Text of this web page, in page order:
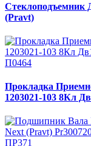
Стеклоподъемник
(Pravt)
П0464
Прокладка
1203021-103 8Кл
ПР371